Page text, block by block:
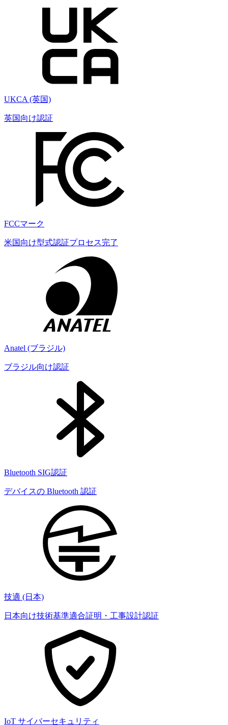
UKCA (英国)
英国向け認証
FCCマーク
米国向け型式認証プロセス完了
Anatel (ブラジル)
ブラジル向け認証
Bluetooth SIG認証
デバイスの Bluetooth 認証
技適 (日本)
日本向け技術基準適合証明・工事設計認証
IoT サイバーセキュリティ